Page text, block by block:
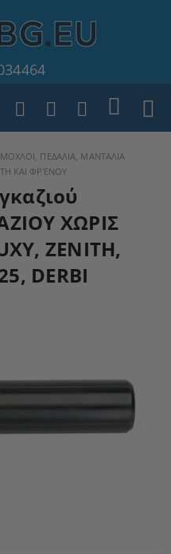
ΜΟΧΛΟΙ, ΠΕΔΑΛΙΑ, ΜΑΝΤΑΛΙΑ
ΚΑΙ ΦΡΈΝΟΥ
ΧΩΡΙΣ
ZENITH,
DERBI